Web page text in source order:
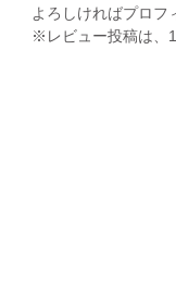
よろしければプロフ
※レビュー投稿は、